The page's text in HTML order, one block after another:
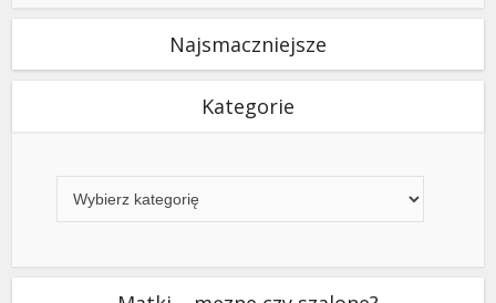
Najsmaczniejsze
Kategorie